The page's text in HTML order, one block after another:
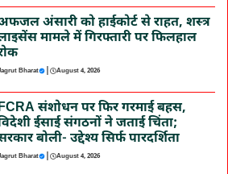
अंसारी को हाईकोर्ट से राहत, शस्त्र
मामले में गिरफ्तारी पर फिलहाल
Bharat | August 4, 2026
संशोधन पर फिर गरमाई बहस,
ईसाई संगठनों ने जताई चिंता;
बोली- उद्देश्य सिर्फ पारदर्शिता
Bharat | August 4, 2026